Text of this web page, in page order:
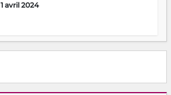
1 avril 2024